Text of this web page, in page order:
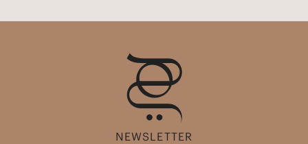
NEWSLETTER